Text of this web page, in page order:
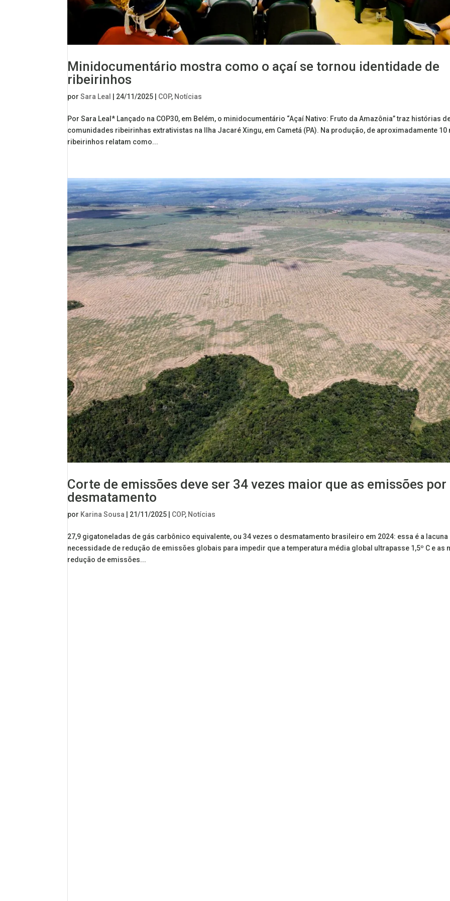
Minidocumentário mostra como o açaí se tornou identidade de
ribeirinhos
porSara Leal | 24/11/2025 | COP, Notícias
Por Sara Leal* Lançado na COP30, em Belém, o minidocumentário “Açaí Nativo: Fruto da Amazônia” traz histórias
comunidades ribeirinhas extrativistas na Ilha Jacaré Xingu, em Cametá (PA). Na produção, de aproximadamente 10
ribeirinhos relatam como...
Corte de emissões deve ser 34 vezes maior que as emissões por
desmatamento
por Karina Sousa 21/11/2025 COP, Notícias
27,9 gigatoneladas de gás carbônico equivalente, ou 34 vezes o desmatamento brasileiro em 2024: essa é a lacuna
necessidade de redução de emissões globais para impedir que a temperatura média global ultrapasse 1,5º C e as
redução de emissões...